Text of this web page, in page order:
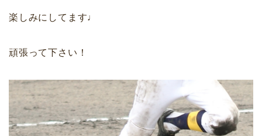
楽しみにしてます♩
頑張って下さい！